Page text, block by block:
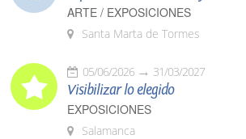
ARTE / EXPOSICIONES
Santa Marta de Tormes
05/06/2026 31/03/2027
Visibilizar lo elegido
EXPOSICIONES
Salamanca